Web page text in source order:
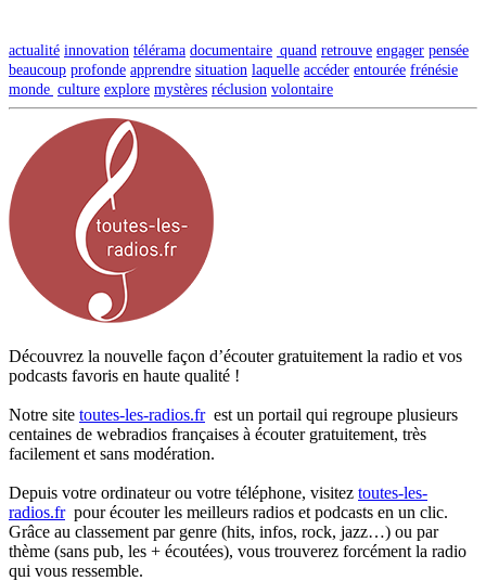
actualité innovation télérama documentaire quand retrouve engager pensée
beaucoup profonde apprendre situation laquelle accéder entourée frénésie
monde culture explore mystères réclusion volontaire
Découvrez la nouvelle façon d’écouter gratuitement la radio et vos
podcasts favoris en haute qualité !
Notre site toutes-les-radios.frest un portail qui regroupe plusieurs
centaines de webradios françaises à écouter gratuitement, très
facilement et sans modération.
Depuis votre ordinateur ou votre téléphone, visitez toutes-les-
radios.frpour écouter les meilleurs radios et podcasts en un clic.
Grâce au classement par genre (hits, infos, rock, jazz…) ou par
thème (sans pub, les + écoutées), vous trouverez forcément la radio
qui vous ressemble.